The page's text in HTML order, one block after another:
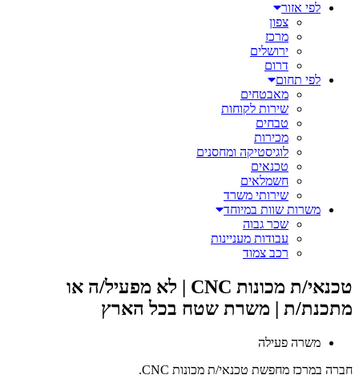
לפי אזור
צפון
מרכז
ירושלים
דרום
לפי תחום
מאבטחים
שירות לקוחות
טבחים
מכירות
לוגיסטיקה ומחסנים
טכנאים
חשמלאים
שירותי משרד
משרות שוות במיוחד
שכר גבוה
עבודות מעניינות
רכב צמוד
טכנאי/ת מכונות CNC | לא מפעיל/ה או
מתכנת/ת | משרת שטח בכל הארץ
משרה פעילה
חברה במרכז מחפשת טכנאי/ת מכונות CNC.